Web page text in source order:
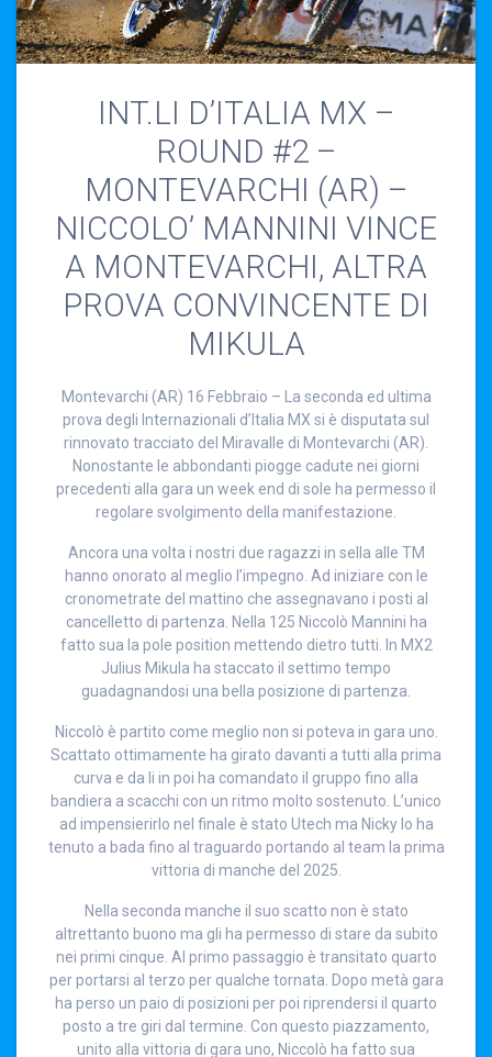
INT.LI D’ITALIA MX –
ROUND #2 –
MONTEVARCHI (AR) –
NICCOLO’ MANNINI VINCE
A MONTEVARCHI, ALTRA
PROVA CONVINCENTE DI
MIKULA
Montevarchi (AR) 16 Febbraio – La seconda ed ultima
prova degli Internazionali d’Italia MX si è disputata sul
rinnovato tracciato del Miravalle di Montevarchi (AR).
Nonostante le abbondanti piogge cadute nei giorni
precedenti alla gara un week end di sole ha permesso il
regolare svolgimento della manifestazione.
Ancora una volta i nostri due ragazzi in sella alle TM
hanno onorato al meglio l’impegno. Ad iniziare con le
cronometrate del mattino che assegnavano i posti al
cancelletto di partenza. Nella 125 Niccolò Mannini ha
fatto sua la pole position mettendo dietro tutti. In MX2
Julius Mikula ha staccato il settimo tempo
guadagnandosi una bella posizione di partenza.
Niccolò è partito come meglio non si poteva in gara uno.
Scattato ottimamente ha girato davanti a tutti alla prima
curva e da li in poi ha comandato il gruppo fino alla
bandiera a scacchi con un ritmo molto sostenuto. L’unico
ad impensierirlo nel finale è stato Utech ma Nicky lo ha
tenuto a bada fino al traguardo portando al team la prima
vittoria di manche del 2025.
Nella seconda manche il suo scatto non è stato
altrettanto buono ma gli ha permesso di stare da subito
nei primi cinque. Al primo passaggio è transitato quarto
per portarsi al terzo per qualche tornata. Dopo metà gara
ha perso un paio di posizioni per poi riprendersi il quarto
posto a tre giri dal termine. Con questo piazzamento,
unito alla vittoria di gara uno, Niccolò ha fatto sua